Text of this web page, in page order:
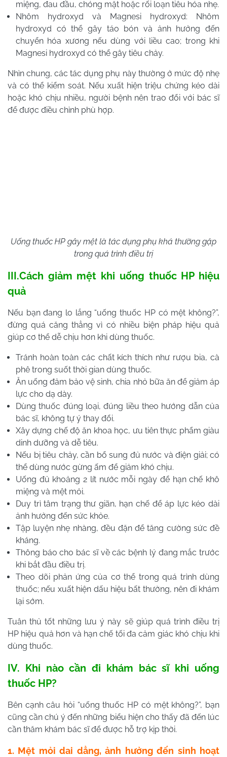
miệng, đau đầu, chóng mặt hoặc rối loạn tiêu hóa nhẹ.
Nhôm hydroxyd và Magnesi hydroxyd: Nhôm
hydroxyd có thể gây táo bón và ảnh hưởng đến
chuyển hóa xương nếu dùng với liều cao; trong khi
Magnesi hydroxyd có thể gây tiêu chảy.
Nhìn chung, các tác dụng phụ này thường ở mức độ nhẹ
và có thể kiểm soát. Nếu xuất hiện triệu chứng kéo dài
hoặc khó chịu nhiều, người bệnh nên trao đổi với bác sĩ
để được điều chỉnh phù hợp.
Uống thuốc HP gây mệt là tác dụng phụ khá thường gặp
trong quá trình điều trị
III.Cách giảm mệt khi uống thuốc HP hiệu
quả
Nếu bạn đang lo lắng “uống thuốc HP có mệt không?”,
đừng quá căng thẳng vì có nhiều biện pháp hiệu quả
giúp cơ thể dễ chịu hơn khi dùng thuốc.
Tránh hoàn toàn các chất kích thích như rượu bia, cà
phê trong suốt thời gian dùng thuốc.
Ăn uống đảm bảo vệ sinh, chia nhỏ bữa ăn để giảm áp
lực cho dạ dày.
Dùng thuốc đúng loại, đúng liều theo hướng dẫn của
bác sĩ, không tự ý thay đổi.
Xây dựng chế độ ăn khoa học, ưu tiên thực phẩm giàu
dinh dưỡng và dễ tiêu.
Nếu bị tiêu chảy, cần bổ sung đủ nước và điện giải; có
thể dùng nước gừng ấm để giảm khó chịu.
Uống đủ khoảng 2 lít nước mỗi ngày để hạn chế khô
miệng và mệt mỏi.
Duy trì tâm trạng thư giãn, hạn chế để áp lực kéo dài
ảnh hưởng đến sức khỏe.
Tập luyện nhẹ nhàng, đều đặn để tăng cường sức đề
kháng.
Thông báo cho bác sĩ về các bệnh lý đang mắc trước
khi bắt đầu điều trị.
Theo dõi phản ứng của cơ thể trong quá trình dùng
thuốc; nếu xuất hiện dấu hiệu bất thường, nên đi khám
lại sớm.
Tuân thủ tốt những lưu ý này sẽ giúp quá trình điều trị
HP hiệu quả hơn và hạn chế tối đa cảm giác khó chịu khi
dùng thuốc.
IV. Khi nào cần đi khám bác sĩ khi uống
thuốc HP?
Bên cạnh câu hỏi “uống thuốc HP có mệt không?”, bạn
cũng cần chú ý đến những biểu hiện cho thấy đã đến lúc
cần thăm khám bác sĩ để được hỗ trợ kịp thời.
1. Mệt mỏi dai dẳng, ảnh hưởng đến sinh hoạt